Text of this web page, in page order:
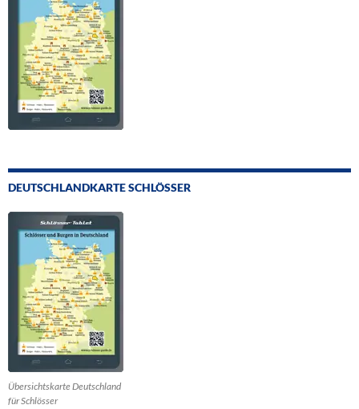
DEUTSCHLANDKARTE SCHLÖSSER
Übersichtskarte Deutschland
für Schlösser